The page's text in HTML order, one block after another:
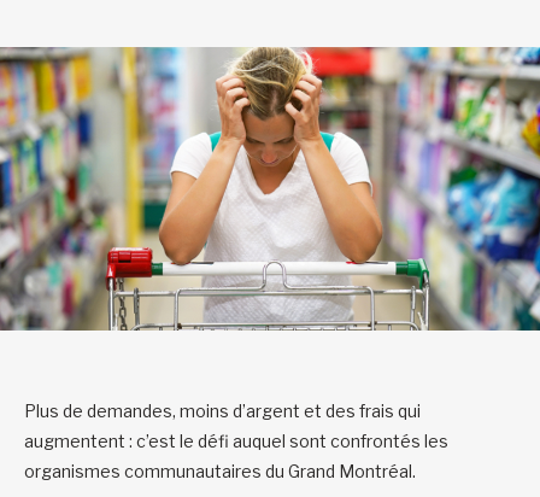
Plus de demandes, moins d’argent et des frais qui
augmentent : c’est le défi auquel sont confrontés les
organismes communautaires du Grand Montréal.